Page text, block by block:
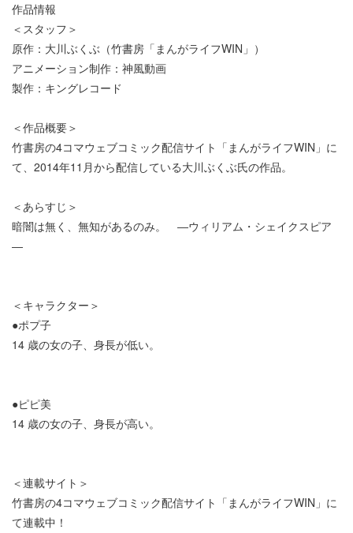
作品情報
＜スタッフ＞
原作：大川ぶくぶ（竹書房「まんがライフWIN」）
アニメーション制作：神風動画
製作：キングレコード
＜作品概要＞
竹書房の4コマウェブコミック配信サイト「まんがライフWIN」に
て、2014年11月から配信している大川ぶくぶ氏の作品。
＜あらすじ＞
暗闇は無く、無知があるのみ。 ―ウィリアム・シェイクスピア
―
＜キャラクター＞
●ポプ子
14 歳の女の子、身長が低い。
●ピピ美
14 歳の女の子、身長が高い。
＜連載サイト＞
竹書房の4コマウェブコミック配信サイト「まんがライフWIN」に
て連載中！